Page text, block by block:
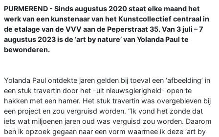
PURMEREND - Sinds augustus 2020 staat elke maand het
werk van een kunstenaar van het Kunstcollectief centraal in
de etalage van de VVV aan de Peperstraat 35. Van 3 juli – 7
augustus 2023 is de ‘art by nature’ van Yolanda Paul te
bewonderen.
Yolanda Paul ontdekte jaren gelden bij toeval een ‘afbeelding’ in
een stuk travertin door het -uit nieuwsgierigheid- open te
hakken met een hamer. Het stuk travertin was overgebleven bij
een project en zou vergruisd worden. “Ik vond het zonde dat
iets wat miljoenen jaren oud was verguisd zou worden. Daarom
ben ik opzoek gegaan naar een vorm waarmee ik deze ‘art by